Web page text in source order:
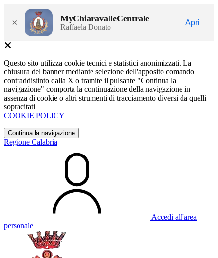
× MyChiaravalleCentrale
Raffaela Donato
Apri
Questo sito utilizza cookie tecnici e statistici anonimizzati. La
chiusura del banner mediante selezione dell'apposito comando
contraddistinto dalla X o tramite il pulsante "Continua la
navigazione" comporta la continuazione della navigazione in
assenza di cookie o altri strumenti di tracciamento diversi da quelli
sopracitati.
COOKIE POLICY
Continua la navigazione
Regione Calabria
Accedi all'area
personale